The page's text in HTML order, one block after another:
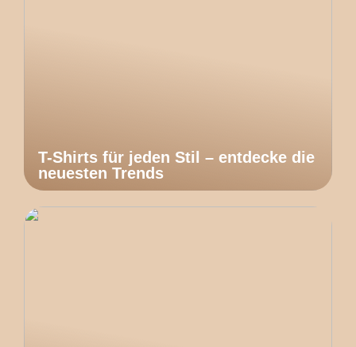
T-Shirts für jeden Stil – entdecke die
neuesten Trends